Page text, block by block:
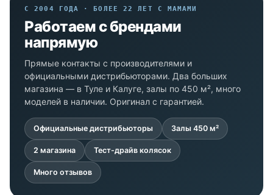
С 2004 ГОДА · БОЛЕЕ 22 ЛЕТ С МАМАМИ
Работаем с брендами
напрямую
Прямые контакты с производителями и
официальными дистрибьюторами. Два больших
магазина — в Туле и Калуге, залы по 450 м², много
моделей в наличии. Оригинал с гарантией.
Официальные дистрибьюторы Залы 450 м²
2 магазина Тест-драйв колясок
Много отзывов